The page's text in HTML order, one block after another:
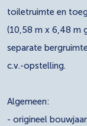
toiletruimte en
(10,58 m x 6,48 m
separate
c.v.-opstelling.
Algemeen:
- origineel